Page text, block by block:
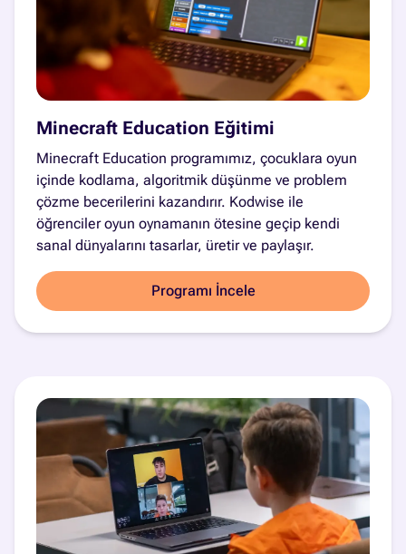
Minecraft Education Eğitimi
Minecraft Education programımız, çocuklara oyun
içinde kodlama, algoritmik düşünme ve problem
çözme becerilerini kazandırır. Kodwise ile
öğrenciler oyun oynamanın ötesine geçip kendi
sanal dünyalarını tasarlar, üretir ve paylaşır.
Programı İncele